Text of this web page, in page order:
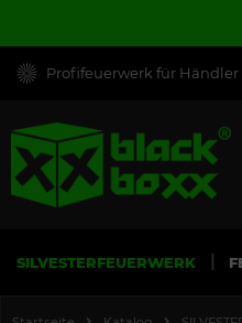
Profifeuerwerk für Händler
SILVESTERFEUERWERK